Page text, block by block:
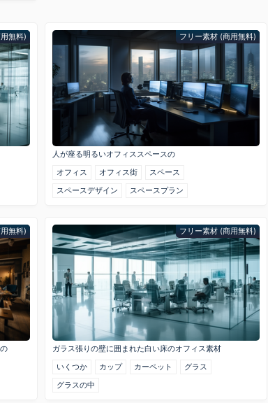
無料) フリー素材 (商用無料)
人が座る明るいオフィススペースの
オフィス
オフィス街
スペース
スペースデザイン
スペースプラン
無料) フリー素材 (商用無料)
ガラス張りの壁に囲まれた白い床のオフィス素材
いくつか
カップ カーペット
グラス
グラスの中